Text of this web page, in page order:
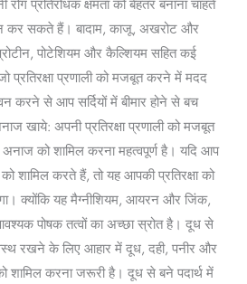
प्रतिरोधक क्षमता को बेहतर बनाना चाहते
कर सकते हैं। बादाम, काजू, अखरोट और
पोटेशियम और कैल्शियम सहित कई
प्रतिरक्षा प्रणाली को मजबूत करने में मदद
करने से आप सर्दियों में बीमार होने से बच
खाये: अपनी प्रतिरक्षा प्रणाली को मजबूत
को शामिल करना महत्वपूर्ण है। यदि आप
शामिल करते हैं, तो यह आपकी प्रतिरक्षा को
क्योंकि यह मैग्नीशियम, आयरन और जिंक,
पोषक तत्वों का अच्छा स्रोत है। दूध से
रखने के लिए आहार में दूध, दही, पनीर और
शामिल करना जरूरी है। दूध से बने पदार्थ में